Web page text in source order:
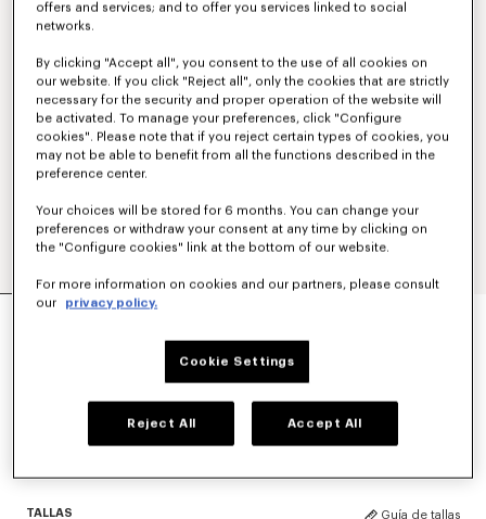
CHAQUETA UTILITARIA UNISEX DE DENIM
Seleccionado
TALLAS Guía de tallas
offers and services; and to offer you services linked to social
networks.
By clicking "Accept all", you consent to the use of all cookies on
our website. If you click "Reject all", only the cookies that are strictly
necessary for the security and proper operation of the website will
be activated. To manage your preferences, click "Configure
cookies". Please note that if you reject certain types of cookies, you
may not be able to benefit from all the functions described in the
preference center.
Your choices will be stored for 6 months. You can change your
preferences or withdraw your consent at any time by clicking on
the "Configure cookies" link at the bottom of our website.
For more information on cookies and our partners, please consult
our
privacy policy.
Cookie Settings
Reject All Accept All